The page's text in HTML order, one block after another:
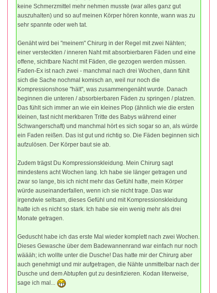
keine Schmerzmittel mehr nehmen musste (war alles ganz gut
auszuhalten) und so auf meinen Körper hören konnte, wann was zu
sehr spannte oder weh tat.
Genäht wird bei "meinem" Chirurg in der Regel mit zwei Nähten;
einer versteckten / inneren Naht mit absorbierbaren Fäden und eine
offene, sichtbare Nacht mit Fäden, die gezogen werden müssen.
Faden-Ex ist nach zwei - manchmal nach drei Wochen, dann fühlt
sich die Sache nochmal komisch an, weil nur noch die
Kompressionshose "hält", was zusammengenäht wurde. Danach
beginnen die unteren / absorbierbaren Fäden zu springen / platzen.
Das fühlt sich immer an wie ein kleines Plop (ähnlich wie die ersten
kleinen, fast nicht merkbaren Tritte des Babys während einer
Schwangerschaft) und manchmal hört es sich sogar so an, als würde
ein Faden reißen. Das ist gut und richtig so. Die Fäden beginnen sich
aufzulösen. Der Körper baut sie ab.
Zudem trägst Du Kompressionskleidung. Mein Chirurg sagt
mindestens acht Wochen lang. Ich habe sie länger getragen und
zwar so lange, bis ich nicht mehr das Gefühl hatte, mein Körper
würde auseinanderfallen, wenn ich sie nicht trage. Das war
irgendwie seltsam, dieses Gefühl und mit Kompressionskleidung
hatte ich es nicht so stark. Ich habe sie ein wenig mehr als drei
Monate getragen.
Geduscht habe ich das erste Mal wieder komplett nach zwei Wochen.
Dieses Gewasche über dem Badewannenrand war einfach nur noch
wäääh; ich wollte unter die Dusche! Das hatte mir der Chirurg aber
auch genehmigt und mir aufgetragen, die Nähte unmittelbar nach der
Dusche und dem Abtupfen gut zu desinfizieren. Kodan literweise,
sage ich mal...